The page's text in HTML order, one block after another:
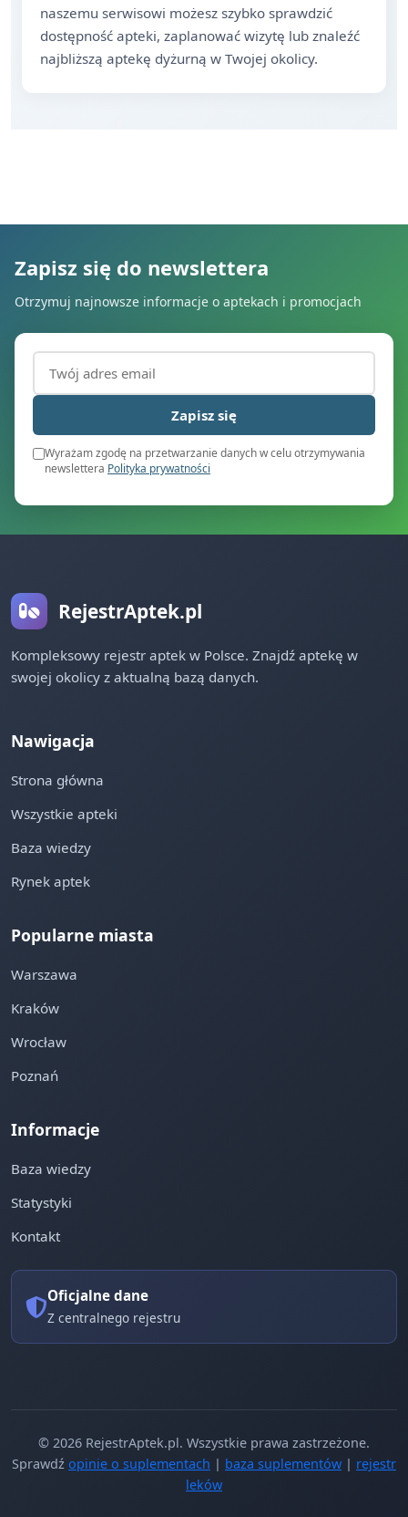
naszemu serwisowi możesz szybko sprawdzić
dostępność apteki, zaplanować wizytę lub znaleźć
najbliższą aptekę dyżurną w Twojej okolicy.
Zapisz się do newslettera
Otrzymuj najnowsze informacje o aptekach i promocjach
Adres email (wymagany)
Zapisz się
Wyrażam zgodę na przetwarzanie danych w celu otrzymywania
newslettera Polityka prywatności
RejestrAptek.pl
Kompleksowy rejestr aptek w Polsce. Znajdź aptekę w
swojej okolicy z aktualną bazą danych.
Nawigacja
Strona główna
Wszystkie apteki
Baza wiedzy
Rynek aptek
Popularne miasta
Warszawa
Kraków
Wrocław
Poznań
Informacje
Baza wiedzy
Statystyki
Kontakt
Oficjalne dane
Z centralnego rejestru
© 2026 RejestrAptek.pl. Wszystkie prawa zastrzeżone.
Sprawdź opinie o suplementach | baza suplementów | rejestr
leków